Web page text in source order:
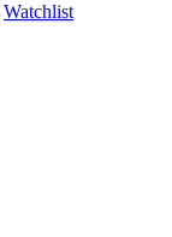
Watchlist